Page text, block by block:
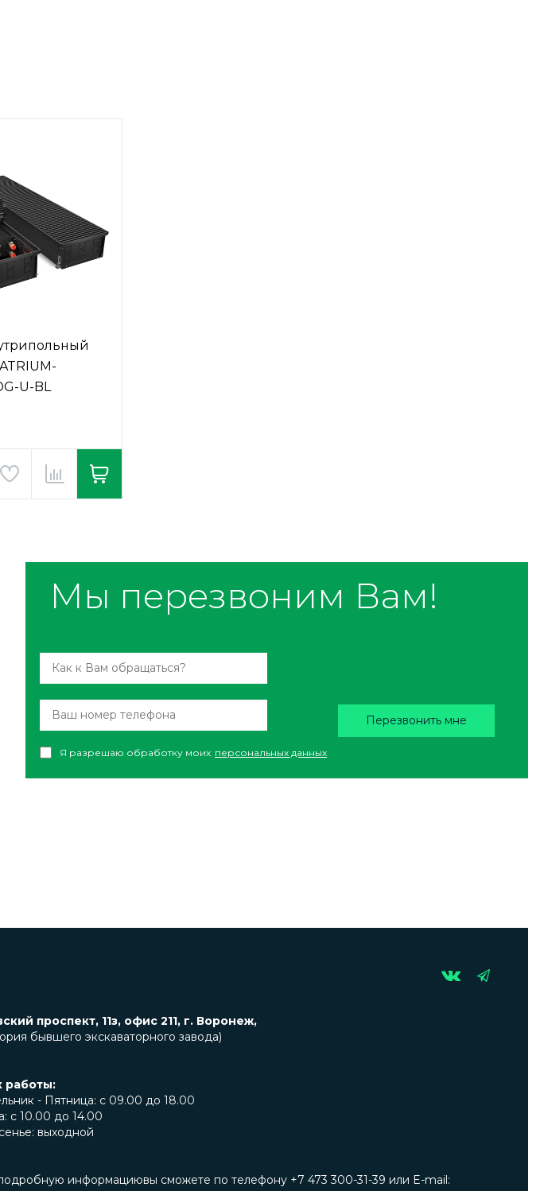
U-BL
Мы перезвоним Вам!
Я разрешаю обработку моих персональных данных
Перезвонить мне
проспект, 11з, офис 211, г. Воронеж,
бывшего экскаваторного завода)
работы:
- Пятница: с 09.00 до 18.00
с 10.00 до 14.00
выходной
информациювы сможете по телефону +7 473 300-31-39 или E-mail: